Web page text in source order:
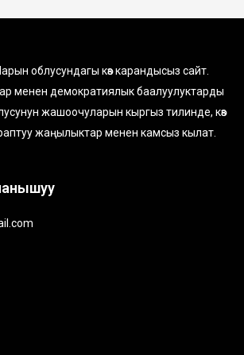
облусундагы көз карандысыз сайт.
менен демократиялык баалуулуктарды
жашоочуларын кыргыз тилинде, көз
жаңылыктар менен камсыз кылат.